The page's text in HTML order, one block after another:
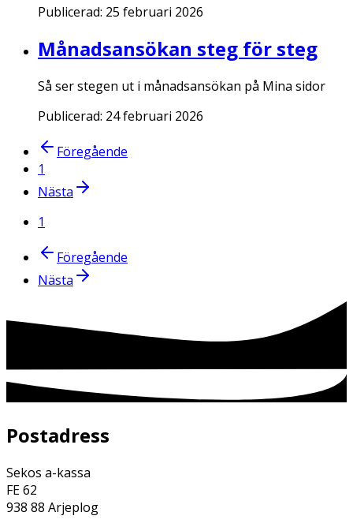
Publicerad: 25 februari 2026
Månadsansökan steg för steg
Så ser stegen ut i månadsansökan på Mina sidor
Publicerad: 24 februari 2026
Föregående
1
Nästa
1
Föregående
Nästa
Postadress
Sekos a-kassa
FE 62
938 88 Arjeplog